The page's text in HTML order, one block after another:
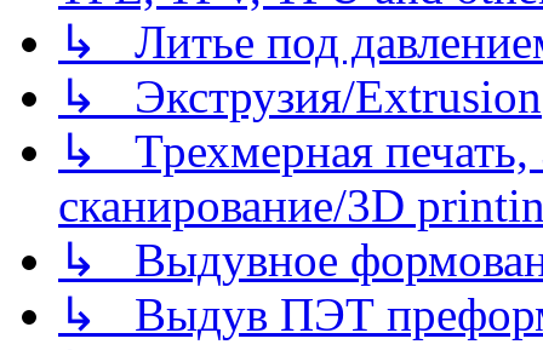
↳ Литье под
↳ Экструзия/Extrusion
↳ Трехмерная
сканирование/3D
↳ Выдувное
↳ Выдув ПЭТ